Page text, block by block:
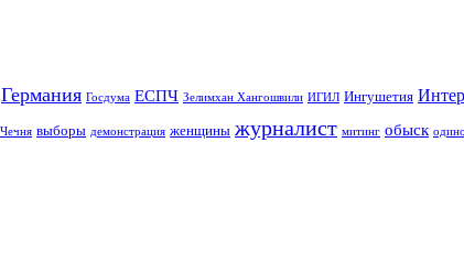
Германия Госдума ЕСПЧ Зелимхан Хангошвили ИГИЛ Ингушетия
Чечня выборы демонстрация женщины журналист митинг обыск